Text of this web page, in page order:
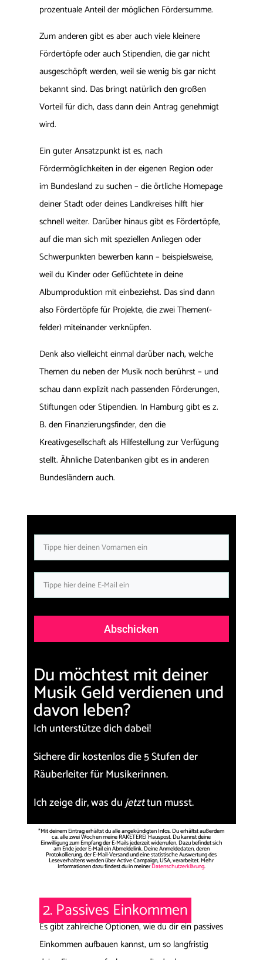
prozentuale Anteil der möglichen Fördersumme.
Zum anderen gibt es aber auch viele kleinere
Fördertöpfe oder auch Stipendien, die gar nicht
ausgeschöpft werden, weil sie wenig bis gar nicht
bekannt sind. Das bringt natürlich den großen
Vorteil für dich, dass dann dein Antrag genehmigt
wird.
Ein guter Ansatzpunkt ist es, nach
Fördermöglichkeiten in der eigenen Region oder
im Bundesland zu suchen – die örtliche Homepage
deiner Stadt oder deines Landkreises hilft hier
schnell weiter. Darüber hinaus gibt es Fördertöpfe,
auf die man sich mit speziellen Anliegen oder
Schwerpunkten bewerben kann – beispielsweise,
weil du Kinder oder Geflüchtete in deine
Albumproduktion mit einbeziehst. Das sind dann
also Fördertöpfe für Projekte, die zwei Themen(-
felder) miteinander verknüpfen.
Denk also vielleicht einmal darüber nach, welche
Themen du neben der Musik noch berührst – und
schau dann explizit nach passenden Förderungen,
Stiftungen oder Stipendien. In Hamburg gibt es z.
B. den Finanzierungsfinder, den die
Kreativgesellschaft als Hilfestellung zur Verfügung
stellt. Ähnliche Datenbanken gibt es in anderen
Bundesländern auch.
Abschicken
Du möchtest mit deiner
Musik Geld verdienen und
davon leben?
Ich unterstütze dich dabei!
Sichere dir kostenlos die5 Stufen der
Räuberleiter für Musikerinnen.
Ich zeige dir, was dujetzttun musst.
*Mit deinem Eintrag erhältst du alle angekündigten Infos. Du erhältst außerdem
ca. alle zwei Wochen meine RAKETEREI Hauspost. Du kannst deine
Einwilligung zum Empfang der E-Mails jederzeit widerrufen. Dazu befindet sich
am Ende jeder E-Mail ein Abmeldelink. Deine Anmeldedaten, deren
Protokollierung, der E-Mail-Versand und eine statistische Auswertung des
Leseverhaltens werden über Active Campaign, USA, verarbeitet. Mehr
Informationen dazu findest du in meinerDatenschutzerklärung.
2. Passives Einkommen
Es gibt zahlreiche Optionen, wie du dir ein passives
Einkommen aufbauen kannst, um so langfristig